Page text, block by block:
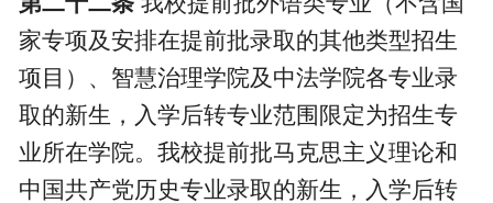
家专项及安排在提前批录取的其他类型招生
项目）、智慧治理学院及中法学院各专业录
取的新生，入学后转专业范围限定为招生专
业所在学院 。我校提前批马克思主义理论和
中国共产党历史专业录取的新生，入学后转